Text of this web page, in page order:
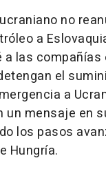
no
a
a las
el
a
un mensaje en
los pasos
Hungría.